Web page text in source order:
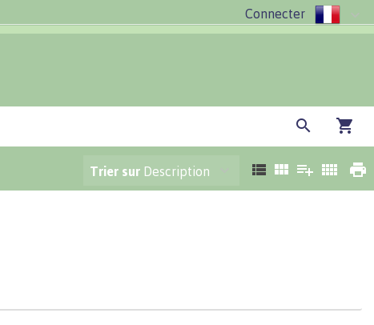
Connecter
Trier sur Description